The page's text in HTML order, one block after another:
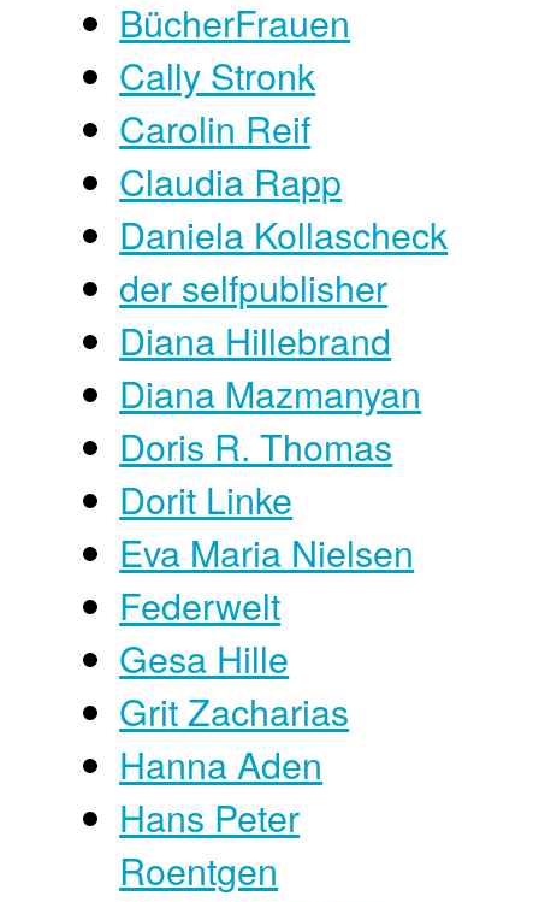
BücherFrauen
Cally Stronk
Carolin Reif
Claudia Rapp
Daniela Kollascheck
der selfpublisher
Diana Hillebrand
Diana Mazmanyan
Doris R. Thomas
Dorit Linke
Eva Maria Nielsen
Federwelt
Gesa Hille
Grit Zacharias
Hanna Aden
Hans Peter
Roentgen